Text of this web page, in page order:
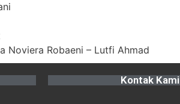
Noviera Robaeni – Lutfi Ahmad
Kontak Kami